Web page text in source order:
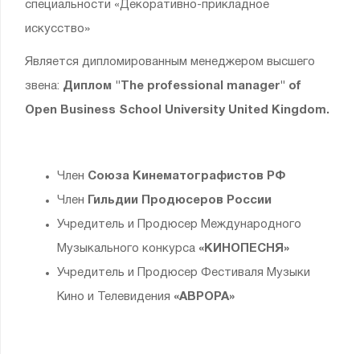
специальности «Декоративно-прикладное
искусство»
Является дипломированным менеджером высшего
звена: Диплом "The professional manager" of
Open Business School University United Kingdom.
Член Союза Кинематографистов РФ
Член Гильдии Продюсеров России
Учредитель и Продюсер Международного
Музыкального конкурса «КИНОПЕСНЯ»
Учредитель и Продюсер Фестиваля Музыки
Кино и Телевидения «АВРОРА»